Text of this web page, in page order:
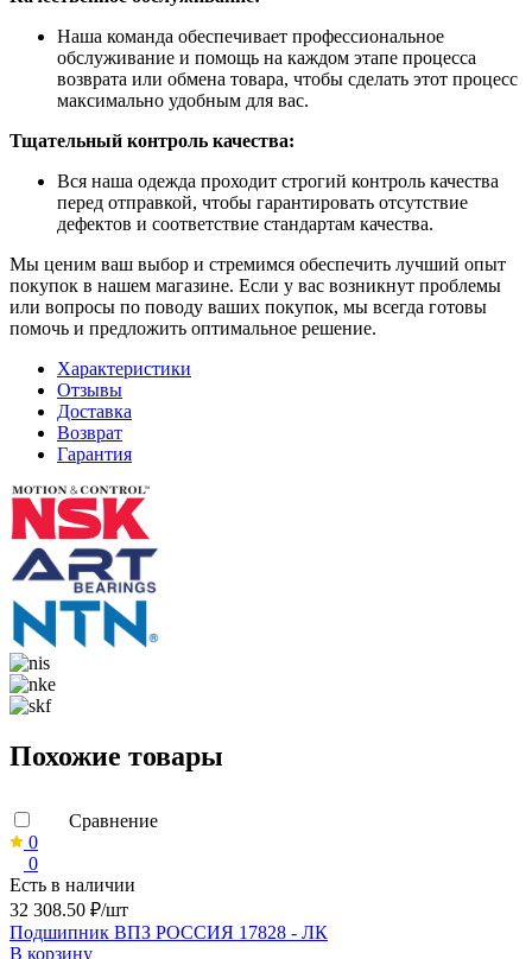
Наша команда обеспечивает профессиональное
обслуживание и помощь на каждом этапе процесса
возврата или обмена товара, чтобы сделать этот процесс
максимально удобным для вас.
Тщательный контроль качества:
Вся наша одежда проходит строгий контроль качества
перед отправкой, чтобы гарантировать отсутствие
дефектов и соответствие стандартам качества.
Мы ценим ваш выбор и стремимся обеспечить лучший опыт
покупок в нашем магазине. Если у вас возникнут проблемы
или вопросы по поводу ваших покупок, мы всегда готовы
помочь и предложить оптимальное решение.
Характеристики
Отзывы
Доставка
Возврат
Гарантия
Похожие товары
Сравнение
0
0
Есть в наличии
32 308.50 ₽/шт
Подшипник ВПЗ РОССИЯ 17828 - ЛК
В корзину